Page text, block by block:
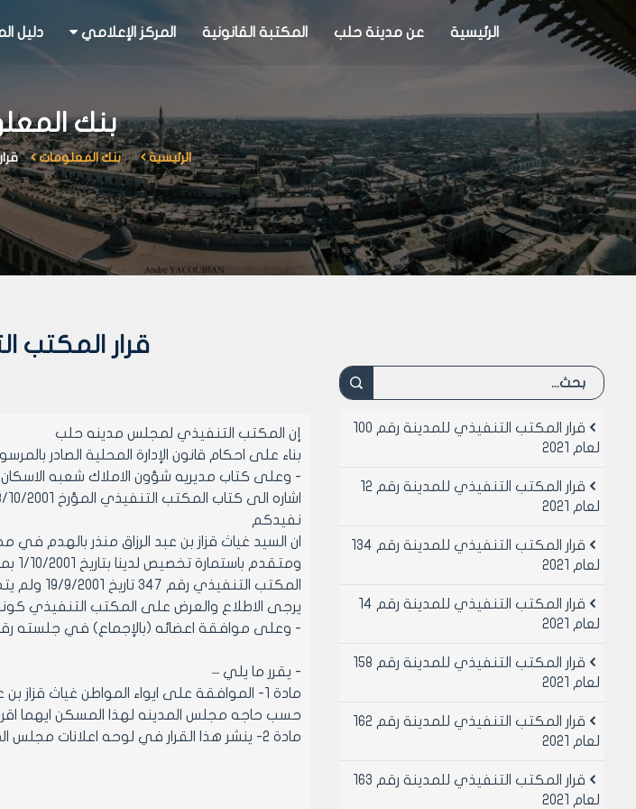
الرئيسية عن مدينة حلب المكتبة القانونية المركز الإعلامي دليل
بنك
الرئيسية بنك المعلومات
قرار المكتب
إن المكتب التنفيذي لمجلس مدينه حلب
بناء على احكام قانون الإدارة المحلية الصادر بالمرسوم التشريعي رقم /15/ لعام 1971
- وعلى كتاب مديريه شؤون الاملاك شعبه الاسكان المؤرخ 8/11/
نفيدكم
المكتب التنفيذي رقم 347 تاريخ 19/9/2001 ولم يتم الهدم حتى تاريخه وفق حاشيه مكتب المراقبه المؤرخه في 4/11/2001
يرجى الاطلاع والعرض على المكتب التنفيذي كونه
- وعلى موافقة اعضائه (بالإجماع) في جلسته رقم /48/ تاريخ 10/11/
- يقرر ما يلي –
حسب حاجه مجلس المدينه لهذا المسكن
مادة 2- ينشر هذا القرار في لوحه اعلانات مجلس المدينه ويبلغ من يلزم لتنفيذه اصولا
قرار المكتب التنفيذي للمدينة رقم 100
لعام 2021
قرار المكتب التنفيذي للمدينة رقم 12
لعام 2021
قرار المكتب التنفيذي للمدينة رقم 134
لعام 2021
قرار المكتب التنفيذي للمدينة رقم 14
لعام 2021
قرار المكتب التنفيذي للمدينة رقم 158
لعام 2021
قرار المكتب التنفيذي للمدينة رقم 162
لعام 2021
قرار المكتب التنفيذي للمدينة رقم 163
لعام 2021